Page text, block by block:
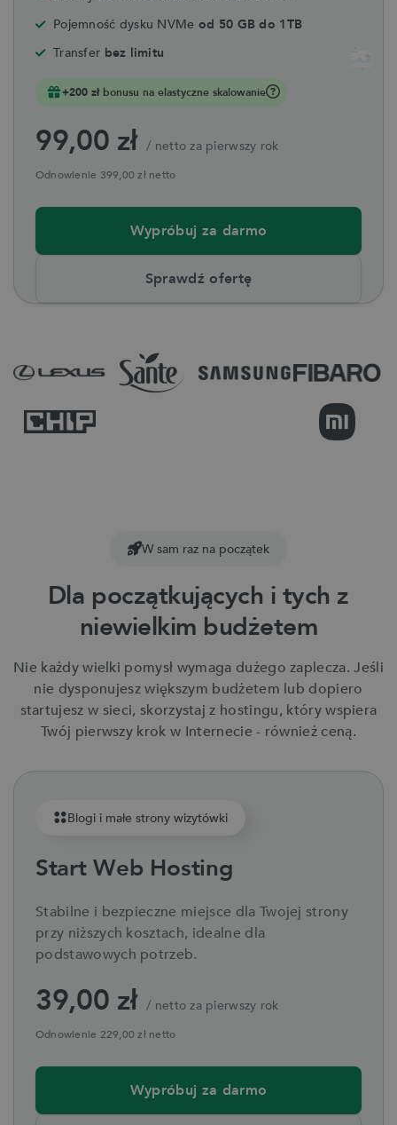
Pojemność dysku NVMe od 50 GB do 1TB
Transfer bez limitu
+200 zł bonusu na elastyczne skalowanie
99,00 zł / netto za pierwszy rok
Odnowienie 399,00 zł netto
Wypróbuj za darmo
Sprawdź ofertę
W sam raz na początek
Dla początkujących i tych z
niewielkim budżetem
Nie każdy wielki pomysł wymaga dużego zaplecza. Jeśli
nie dysponujesz większym budżetem lub dopiero
startujesz w sieci, skorzystaj z hostingu, który wspiera
Twój pierwszy krok w Internecie - również ceną.
Blogi i małe strony wizytówki
Start Web Hosting
Stabilne i bezpieczne miejsce dla Twojej strony
przy niższych kosztach, idealne dla
podstawowych potrzeb.
39,00 zł / netto za pierwszy rok
Odnowienie 229,00 zł netto
Wypróbuj za darmo